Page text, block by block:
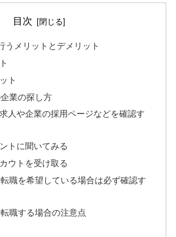
目次
うメリットとデメリット
ト
業の探し方
人や企業の採用ページなどを確認す
トに聞いてみる
ウトを受け取る
職を希望している場合は必ず確認す
職する場合の注意点